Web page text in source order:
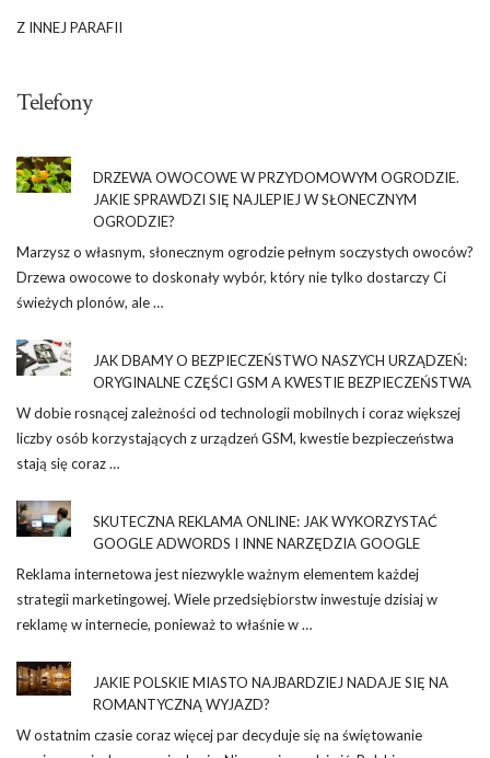
Z INNEJ PARAFII
Telefony
DRZEWA OWOCOWE W PRZYDOMOWYM OGRODZIE.
JAKIE SPRAWDZI SIĘ NAJLEPIEJ W SŁONECZNYM
OGRODZIE?
Marzysz o własnym, słonecznym ogrodzie pełnym soczystych owoców?
Drzewa owocowe to doskonały wybór, który nie tylko dostarczy Ci
świeżych plonów, ale …
JAK DBAMY O BEZPIECZEŃSTWO NASZYCH URZĄDZEŃ:
ORYGINALNE CZĘŚCI GSM A KWESTIE BEZPIECZEŃSTWA
W dobie rosnącej zależności od technologii mobilnych i coraz większej
liczby osób korzystających z urządzeń GSM, kwestie bezpieczeństwa
stają się coraz …
SKUTECZNA REKLAMA ONLINE: JAK WYKORZYSTAĆ
GOOGLE ADWORDS I INNE NARZĘDZIA GOOGLE
Reklama internetowa jest niezwykle ważnym elementem każdej
strategii marketingowej. Wiele przedsiębiorstw inwestuje dzisiaj w
reklamę w internecie, ponieważ to właśnie w …
JAKIE POLSKIE MIASTO NAJBARDZIEJ NADAJE SIĘ NA
ROMANTYCZNĄ WYJAZD?
W ostatnim czasie coraz więcej par decyduje się na świętowanie